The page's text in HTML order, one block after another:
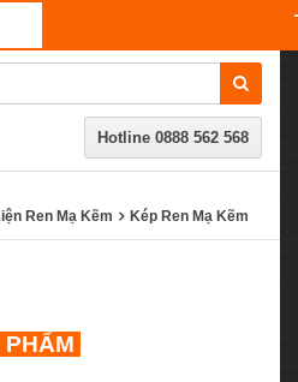
Hotline 0888 562 568
Ren Mạ Kẽm
Kép Ren Mạ Kẽm
PHẨM